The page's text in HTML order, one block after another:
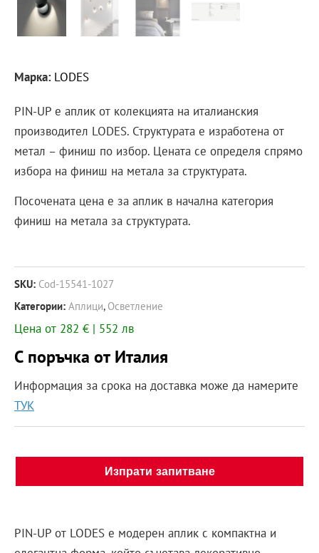
Марка: LODES
PIN-UP е аплик от колекцията на италианския
производител LODES. Структурата е изработена от
метал – финиш по избор. Цената се определя спрямо
избора на финиш на метала за структурата.
Посочената цена е за аплик в начална категория
финиш на метала за структурата.
SKU: Cod-15541-1027
Категории: Аплици, Осветление
Цена от 282 € | 552 лв
С поръчка от Италия
Информация за срока на доставка може да намерите
ТУК
Изпрати запитване
PIN-UP от LODES е модерен аплик с компактна и